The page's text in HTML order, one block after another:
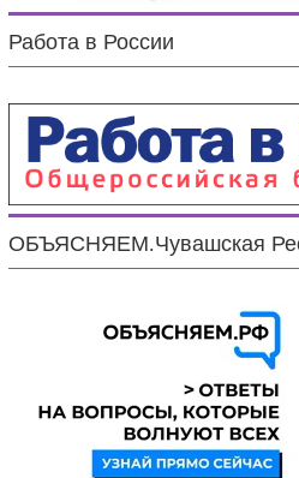
Работа в России
ОБЪЯСНЯЕМ.Чувашская